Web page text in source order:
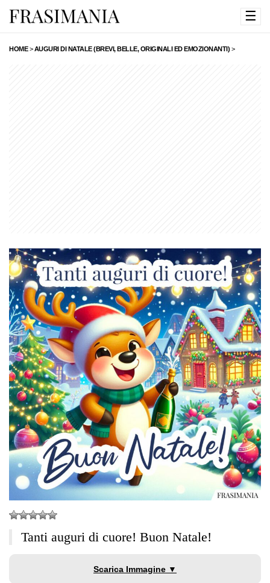
☰
HOME>AUGURI DI NATALE (BREVI, BELLE, ORIGINALI ED EMOZIONANTI) >
Tanti auguri di cuore! Buon Natale!
Scarica Immagine ▼